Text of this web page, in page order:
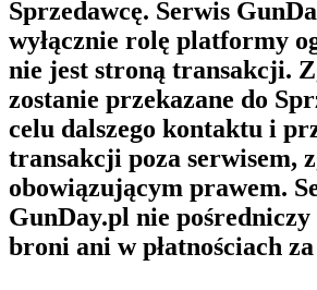
Sprzedawcę. Serwis
wyłącznie rolę platformy
nie jest stroną transakcji.
zostanie przekazane do
celu dalszego kontaktu i
transakcji poza serwisem,
obowiązującym prawem.
GunDay.pl nie pośredniczy
broni ani w płatnościach